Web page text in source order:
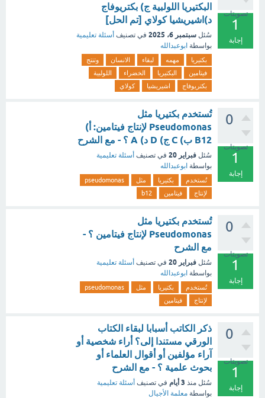
تصويتات
1
إجابة
البكتيريا اللولبية ج) بكتريوفاج
د)اشيريشيا كولاي [تم الحل]
سُئل سبتمبر 6، 2025 في تصنيف أسئلة تعليمية
بواسطة ابوعبدالله
بكتيريا مهمه لبقاء الانسان
وتنتج
فيتامين
البكتيريا الخضراء
اللولبية
بكتريوفاج
اشيريشيا كولاي
0
تصويتات
1
إجابة
تُستخدم بكتيريا مثل
Pseudomonas لإنتاج فيتامين: أ)
B12 ب) C ج) D د) A ؟ - مع الشرح
سُئل فبراير 20 في تصنيف أسئلة تعليمية
بواسطة ابوعبدالله
تُستخدم بكتيريا مثل
pseudomonas
لإنتاج
فيتامين b12
0
تصويتات
1
إجابة
تُستخدم بكتيريا مثل
Pseudomonas لإنتاج فيتامين ؟ -
مع الشرح
سُئل فبراير 20 في تصنيف أسئلة تعليمية
بواسطة ابوعبدالله
تُستخدم بكتيريا مثل
pseudomonas
لإنتاج
فيتامين
0
تصويتات
1
إجابة
ذكر الكاتب أسبابا لبقاء الكتاب
الورقي مستندا إلى؟ أراء شخصية أو
آراء مؤلفين أو أقوال العلماء أو
بحوث علمية ؟ - مع الشرح
سُئل منذ 3 أيام في تصنيف أسئلة تعليمية
بواسطة معلمة الأجيال